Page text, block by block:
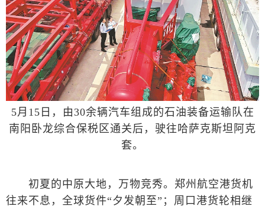
5月15日，由30余辆汽车组成的石油装备运输队在
南阳卧龙综合保税区通关后，驶往哈萨克斯坦阿克
套。
初夏的中原大地，万物竞秀。郑州航空港货机
往来不息，全球货件“夕发朝至”；周口港货轮相继